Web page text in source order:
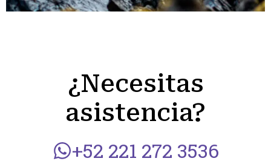
¿Necesitas
asistencia?
+52 221 272 3536